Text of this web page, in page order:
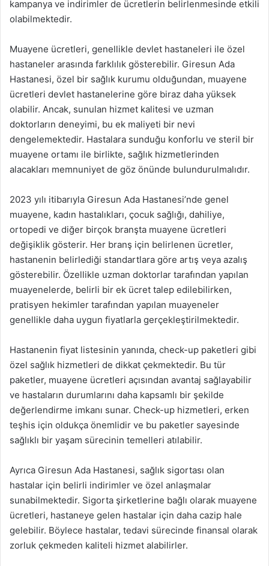
kampanya ve indirimler de ücretlerin belirlenmesinde etkili
olabilmektedir.
Muayene ücretleri, genellikle devlet hastaneleri ile özel
hastaneler arasında farklılık gösterebilir. Giresun Ada
Hastanesi, özel bir sağlık kurumu olduğundan, muayene
ücretleri devlet hastanelerine göre biraz daha yüksek
olabilir. Ancak, sunulan hizmet kalitesi ve uzman
doktorların deneyimi, bu ek maliyeti bir nevi
dengelemektedir. Hastalara sunduğu konforlu ve steril bir
muayene ortamı ile birlikte, sağlık hizmetlerinden
alacakları memnuniyet de göz önünde bulundurulmalıdır.
2023 yılı itibarıyla Giresun Ada Hastanesi’nde genel
muayene, kadın hastalıkları, çocuk sağlığı, dahiliye,
ortopedi ve diğer birçok branşta muayene ücretleri
değişiklik gösterir. Her branş için belirlenen ücretler,
hastanenin belirlediği standartlara göre artış veya azalış
gösterebilir. Özellikle uzman doktorlar tarafından yapılan
muayenelerde, belirli bir ek ücret talep edilebilirken,
pratisyen hekimler tarafından yapılan muayeneler
genellikle daha uygun fiyatlarla gerçekleştirilmektedir.
Hastanenin fiyat listesinin yanında, check-up paketleri gibi
özel sağlık hizmetleri de dikkat çekmektedir. Bu tür
paketler, muayene ücretleri açısından avantaj sağlayabilir
ve hastaların durumlarını daha kapsamlı bir şekilde
değerlendirme imkanı sunar. Check-up hizmetleri, erken
teşhis için oldukça önemlidir ve bu paketler sayesinde
sağlıklı bir yaşam sürecinin temelleri atılabilir.
Ayrıca Giresun Ada Hastanesi, sağlık sigortası olan
hastalar için belirli indirimler ve özel anlaşmalar
sunabilmektedir. Sigorta şirketlerine bağlı olarak muayene
ücretleri, hastaneye gelen hastalar için daha cazip hale
gelebilir. Böylece hastalar, tedavi sürecinde finansal olarak
zorluk çekmeden kaliteli hizmet alabilirler.